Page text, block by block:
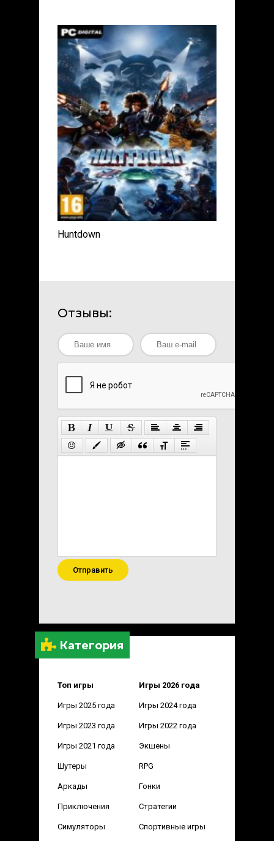
Категория
Топ игры Игры 2026 года
Игры 2025 года Игры 2024 года
Игры 2023 года Игры 2022 года
Игры 2021 года Экшены
Шутеры RPG
Аркады Гонки
Приключения Стратегии
Симуляторы Спортивные игры
Huntdown
Отзывы:
Отправить